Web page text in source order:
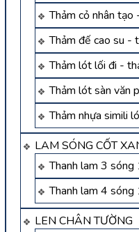
Thảm cỏ nhân tạo
Thảm đế cao su -
Thảm lót lối đi -
Thảm lót sàn văn
Thảm nhựa simili
LAM SÓNG CỐT
Thanh lam 3 sóng
Thanh lam 4 sóng
LEN CHÂN TƯỜNG